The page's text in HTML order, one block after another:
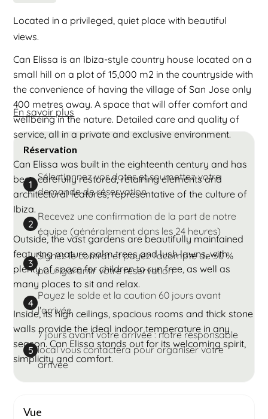
Located in a privileged, quiet place with beautiful
views.
Can Elissa is an Ibiza-style country house located on a
small hill on a plot of 15,000 m2 in the countryside with
the convenience of having the village of San Jose only
400 metres away. A space that will offer comfort and
wellbeing in the nature. Detailed care and quality of
service, all in a private and exclusive environment.
Can Elissa was built in the eighteenth century and has
been carefully restored, retaining elements and
architectural features, representative of the culture of
Ibiza.
Outside, the vast gardens are beautifully maintained
featuring mature palm trees and lush lawns, with
plenty of space for children to run free, as well as
many places to sit and relax.
Inside, its high ceilings, spacious rooms and thick stone
walls provide the ideal indoor temperature in any
season. Can Elissa stands out for its welcoming spirit,
simplicity and comfort.
En savoir plus
Réservation
1
Sélectionnez vos dates et soumettez votre
demande de réservation
2
Recevez une confirmation de la part de notre
équipe (généralement dans les 24 heures)
3
Signez le contrat et payez l'acompte de 50 %
pour garantir votre réservation
4
Payez le solde et la caution 60 jours avant
l'arrivée
5
7 jours avant votre arrivée : notre responsable
local vous contactera pour organiser votre
arrivée
Vue